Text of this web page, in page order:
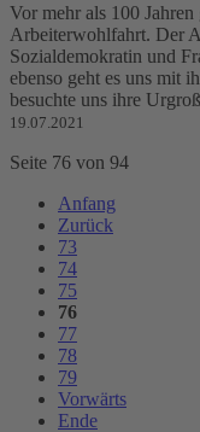
Vor mehr als 100
Arbeiterwohlfahrt. Der
Sozialdemokratin und
ebenso geht es uns mit
besuchte uns ihre
19.07.2021
Seite 76 von 94
Anfang
Zurück
73
74
75
76
77
78
79
Vorwärts
Ende